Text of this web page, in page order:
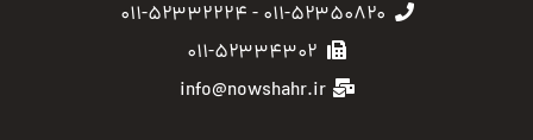
۰۱۱-۵۲۳۵۰۸۲۰ - ۰۱۱-۵۲۳۳۲۲۲۴
۰۱۱-۵۲۳۳۴۳۰۲
info@nowshahr.ir